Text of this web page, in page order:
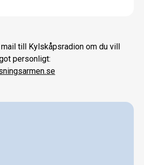
till Kylskåpsradion om du vill
personligt: